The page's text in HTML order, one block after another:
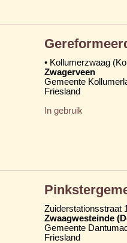
• Kollumerzwaag
Zwagerveen
Gemeente
Friesland
In gebruik
Zuiderstationsstraat
Zwaagwesteinde
Gemeente
Friesland